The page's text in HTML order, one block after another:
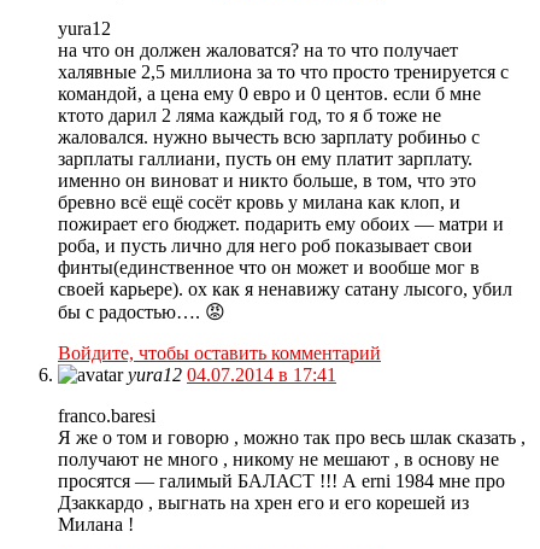
yura12
на что он должен жаловатся? на то что получает
халявные 2,5 миллиона за то что просто тренируется с
командой, а цена ему 0 евро и 0 центов. если б мне
ктото дарил 2 ляма каждый год, то я б тоже не
жаловался. нужно вычесть всю зарплату робиньо с
зарплаты галлиани, пусть он ему платит зарплату.
именно он виноват и никто больше, в том, что это
бревно всё ещё сосёт кровь у милана как клоп, и
пожирает его бюджет. подарить ему обоих — матри и
роба, и пусть лично для него роб показывает свои
финты(единственное что он может и вообше мог в
своей карьере). ох как я ненавижу сатану лысого, убил
бы с радостью…. 😡
Войдите, чтобы оставить комментарий
yura12 04.07.2014 в 17:41
franco.baresi
Я же о том и говорю , можно так про весь шлак сказать ,
получают не много , никому не мешают , в основу не
просятся — галимый БАЛАСТ !!! А erni 1984 мне про
Дзаккардо , выгнать на хрен его и его корешей из
Милана !